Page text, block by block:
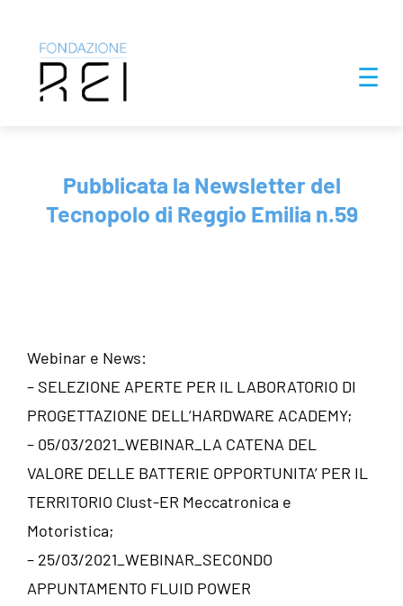
☰
Pubblicata la Newsletter del
Tecnopolo di Reggio Emilia n.59
Webinar e News:
– SELEZIONE APERTE PER IL LABORATORIO DI
PROGETTAZIONE DELL’HARDWARE ACADEMY;
– 05/03/2021_WEBINAR_LA CATENA DEL
VALORE DELLE BATTERIE OPPORTUNITA’ PER IL
TERRITORIO Clust-ER Meccatronica e
Motoristica;
– 25/03/2021_WEBINAR_SECONDO
APPUNTAMENTO FLUID POWER